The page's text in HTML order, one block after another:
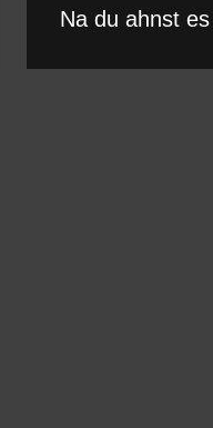
Na du ahnst